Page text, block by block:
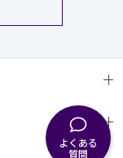
よくある
質問